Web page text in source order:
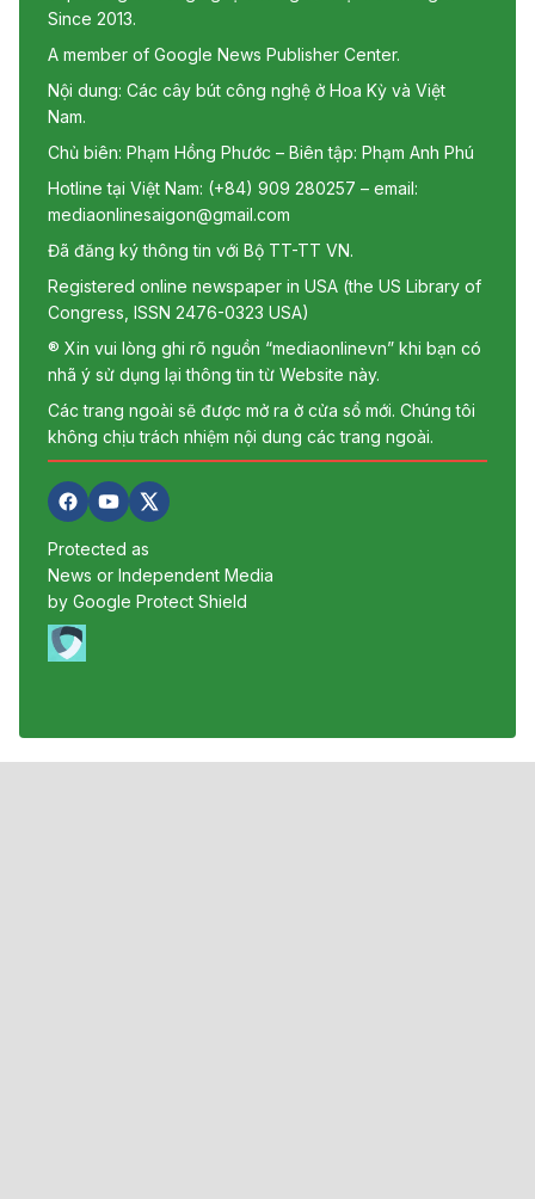
Since 2013.
A member of Google News Publisher Center.
Nội dung: Các cây bút công nghệ ở Hoa Kỳ và Việt
Nam.
Chủ biên: Phạm Hồng Phước – Biên tập: Phạm Anh Phú
Hotline tại Việt Nam: (+84) 909 280257 – email:
mediaonlinesaigon@gmail.com
Đã đăng ký thông tin với Bộ TT-TT VN.
Registered online newspaper in USA (the US Library of
Congress, ISSN 2476-0323 USA)
® Xin vui lòng ghi rõ nguồn “mediaonlinevn” khi bạn có
nhã ý sử dụng lại thông tin từ Website này.
Các trang ngoài sẽ được mở ra ở cửa sổ mới. Chúng tôi
không chịu trách nhiệm nội dung các trang ngoài.
Protected as
News or Independent Media
by Google Protect Shield